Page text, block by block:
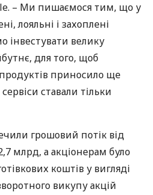
– Ми пишаємося тим, що у
лояльні і захоплені
інвестувати велику
для того, щоб
приносило ще
ставали тільки
грошовий потік від
млрд, а акціонерам було
коштів у вигляді
викупу акцій